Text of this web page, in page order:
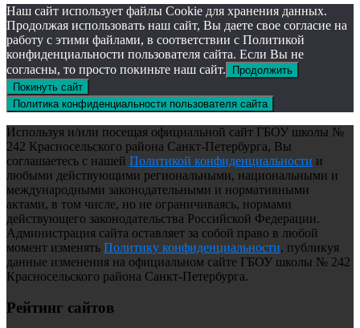
Наш сайт использует файлы Cookie для хранения данных.
Продолжая использовать наш сайт, Вы даете свое согласие на
работу с этими файлами, в соответствии с Политикой
конфиденциальности пользователя сайта. Если Вы не
согласны, то просто покиньте наш сайт.
Продолжить
Покинуть сайт
Политика конфиденциальности пользователя сайта
Используя и/или посещая официальной сайт ГБОУ школы №
242 Красносельского района Санкт-Петербурга, Вы
соглашаетесь с нашей Политикой конфиденциальности и
любыми действующими региональными, национальными и
международными законодательными и нормативными
актами, в том числе, но не ограничиваясь, нормами
действующего законодательства Российской Федерации.
Администрация сайта оставляет за собой право в любой
момент изменять Политику конфиденциальности, публикуя
данные изменения на официальном сайте ГБОУ школы № 242
Красносельского района Санкт-Петербурга.
Рейтинг сайтов